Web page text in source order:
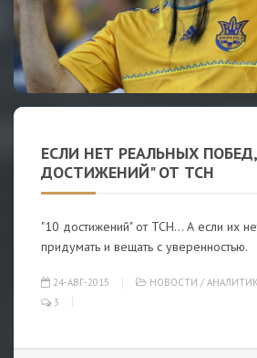
ЕСЛИ НЕТ РЕАЛЬНЫХ
ДОСТИЖЕНИЙ" ОТ ТСН
"10 достижений" от ТСН... А если их
придумать и вещать с уверенностью.
24-АВГ-2015 НОВОСТИ /
3